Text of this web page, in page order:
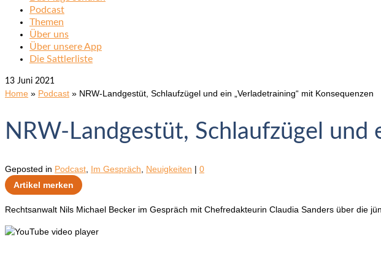
Podcast
Themen
Über uns
Über unsere App
Die Sattlerliste
13 Juni 2021
Home » Podcast » NRW-Landgestüt, Schlaufzügel und ein „Verladetraining“ mit Konsequenzen
NRW-Landgestüt, Schlaufzügel und
Geposted in Podcast Im Gespräch Neuigkeiten | 0
Artikel merken
Rechtsanwalt Nils Michael Becker im Gespräch mit Chefredakteurin Claudia Sanders über die